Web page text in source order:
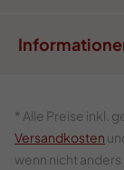
* Alle Preise inkl.
Versandkosten
wenn nicht